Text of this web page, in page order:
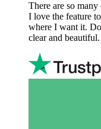
There are so
I love the feature
where I want it.
clear and beautiful.